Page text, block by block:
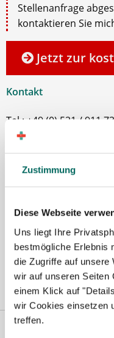
Zustimmung
Diese Webseite
Uns liegt Ihre
bestmögliche Erlebnis
die Zugriffe auf unsere
wir auf unseren
einem Klick auf
wir Cookies einsetzen
treffen.
Stellenanfrage
kontaktieren Sie
Jetzt zur
Kontakt
Tel.: +49 (0) 521 / 911
Fax: +49 (0) 521 / 911
hallo@deutscher-
Vertreten in